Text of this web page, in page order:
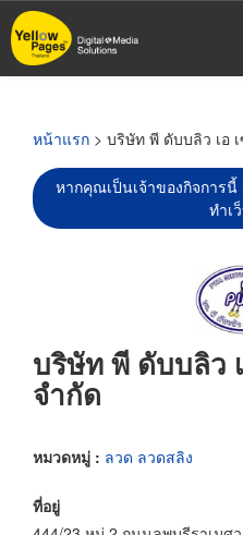
ข้าม
ไป
หน้าแรก > บริษัท พี ดับบลิว เอ
หากคุณเป็นเจ้าของกิจการ
ทำเ
บริษัท พี ดับบลิว
จำกัด
หมวดหมู่ : ลวด ลวดสลิง
ที่อยู่